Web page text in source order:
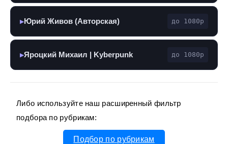
▶ Юрий Живов (Авторская) до 1080p
▶Яроцкий Михаил | Kyberpunk до 1080p
Либо используйте наш расширенный фильтр
подбора по рубрикам:
Подбор по рубрикам